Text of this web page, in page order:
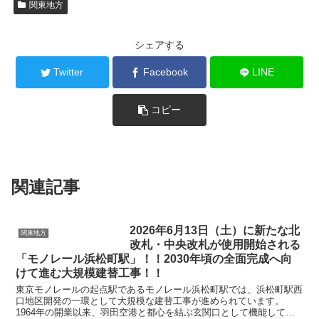
関東地方
シェアする
Twitter Facebook LINE
コピー
関連記事
関東地方
2026年6月13日（土）に新たな北
改札・中央改札が使用開始される
「モノレール浜松町駅」！！2030年頃の全面完成へ向
けて進む大規模建替工事！！
東京モノレールの起点駅であるモノレール浜松町駅では、浜松町駅西
口地区開発の一環として大規模な建替工事が進められています。
1964年の開業以来、羽田空港と都心を結ぶ玄関口として機能してき